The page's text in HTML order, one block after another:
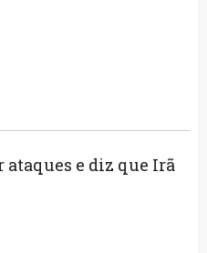
e diz que Irã